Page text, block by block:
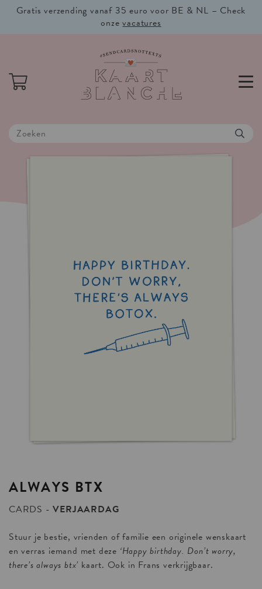
Gratis verzending vanaf 35 euro voor BE & NL – Check
onzevacatures
ALWAYS BTX
CARDS
VERJAARDAG
Stuur je bestie, vrienden of familie een originele wenskaart
en verras iemand met deze ‘Happy birthday. Don’t worry,
there’s always btx’ kaart. Ook in Frans verkrijgbaar.